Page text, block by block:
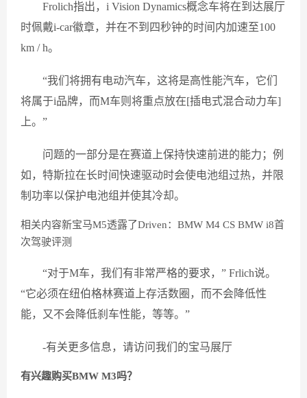
Frolich指出，i Vision Dynamics概念车将在到达展厅
时佩戴i-car徽章，并在不到四秒钟的时间内加速至100
km / h。
“我们将拥有电动汽车，这将是高性能汽车，它们
将属于i品牌，而M车则将重点放在[插电式混合动力车]
上。”
问题的一部分是在赛道上保持快速前进的能力；例
如，特斯拉在长时间快速驱动时会使电池组过热，并限
制功率以保护电池组并使其冷却。
相关内容新宝马M5透露了Driven：BMW M4 CS BMW i8首
次驾驶评测
“对于M车，我们有非常严格的要求，” Frlich说。
“它必须在纽伯格林赛道上存活数圈，而不会降低性
能，又不会降低刹车性能，等等。”
-有关更多信息，请访问我们的宝马展厅
有兴趣购买BMW M3吗？